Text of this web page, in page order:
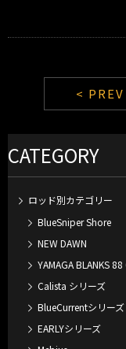
< PREV
CATEGORY
ロッド別カテゴリー
BlueSniper Shore
NEW DAWN
YAMAGA BLANKS 88
Calista シリーズ
BlueCurrentシリーズ
EARLYシリーズ